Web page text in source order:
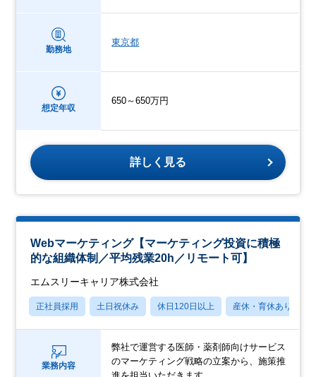
勤務地
東京都
想定年収
650～650万円
詳しく見る
Webマーケティング【マーケティング投資に積極
的な組織体制／平均残業20h／リモート可】
エムスリーキャリア株式会社
正社員採用 土日祝休み 休日120日以上 産休・育休あり
業務内容
弊社で運営する医師・薬剤師向けサービス
のマーケティング戦略の立案から、施策推